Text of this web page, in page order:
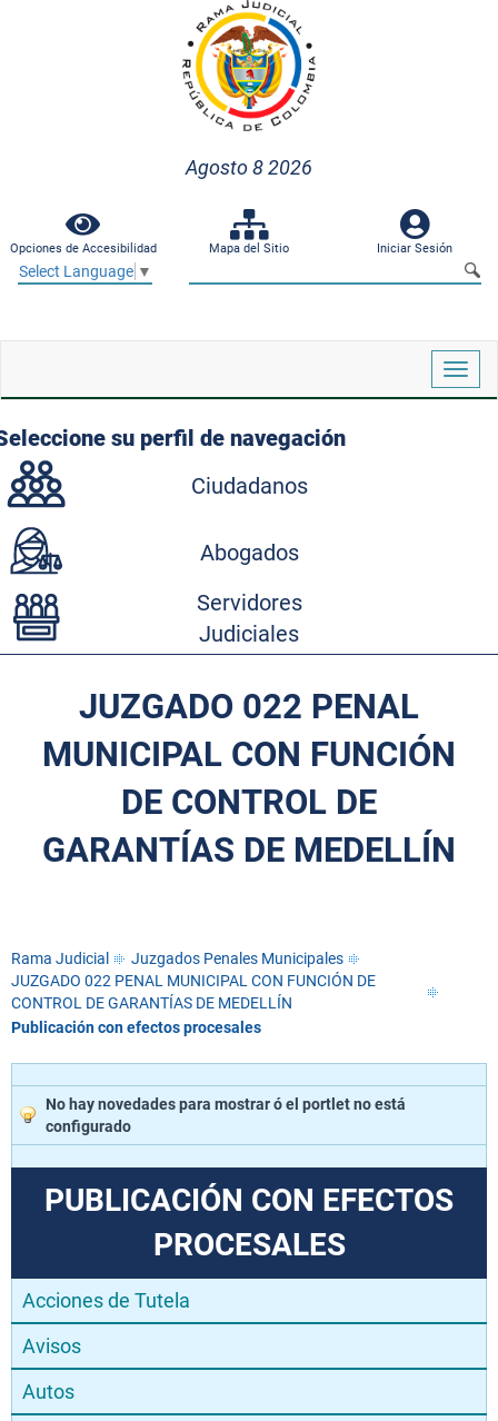
Agosto 8 2026
Opciones de Accesibilidad Mapa del Sitio Iniciar Sesión
Select Language ▼
su perfil de navegación
Ciudadanos
Abogados
Servidores
Judiciales
JUZGADO 022 PENAL
MUNICIPAL CON FUNCIÓN
DE CONTROL DE
GARANTÍAS DE MEDELLÍN
Rama Judicial
Juzgados Penales Municipales
JUZGADO 022 PENAL MUNICIPAL CON FUNCIÓN DE
CONTROL DE GARANTÍAS DE MEDELLÍN
Publicación con efectos procesales
No hay novedades para mostrar ó el portlet no está
configurado
PUBLICACIÓN CON EFECTOS
PROCESALES
Acciones de Tutela
Avisos
Autos